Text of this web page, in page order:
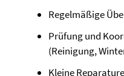
Regelmäßige
Prüfung und
(Reinigung,
Kleine